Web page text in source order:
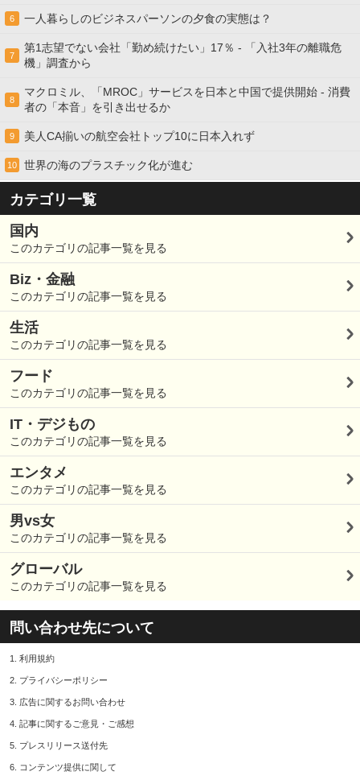
6 一人暮らしのビジネスパーソンの夕食の実態は？
7
第1志望でない会社「勤め続けたい」17％ - 「入社3年の離職危
機」調査から
8
マクロミル、「MROC」サービスを日本と中国で提供開始 - 消費
者の「本音」を引き出せるか
9 美人CA揃いの航空会社トップ10に日本入れず
10 世界の海のプラスチック化が進む
カテゴリ一覧
国内
このカテゴリの記事一覧を見る
Biz・金融
このカテゴリの記事一覧を見る
生活
このカテゴリの記事一覧を見る
フード
このカテゴリの記事一覧を見る
IT・デジもの
このカテゴリの記事一覧を見る
エンタメ
このカテゴリの記事一覧を見る
男vs女
このカテゴリの記事一覧を見る
グローバル
このカテゴリの記事一覧を見る
問い合わせ先について
1. 利用規約
2. プライバシーポリシー
3. 広告に関するお問い合わせ
4. 記事に関するご意見・ご感想
5. プレスリリース送付先
6. コンテンツ提供に関して